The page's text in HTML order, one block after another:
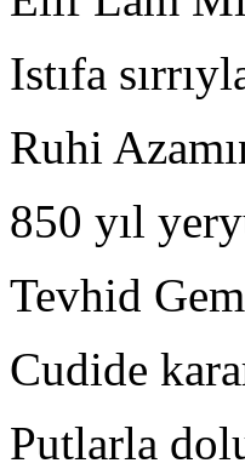
Istıfa
Ruhi
850 yıl
Tevhid
Cudide
Putlarla